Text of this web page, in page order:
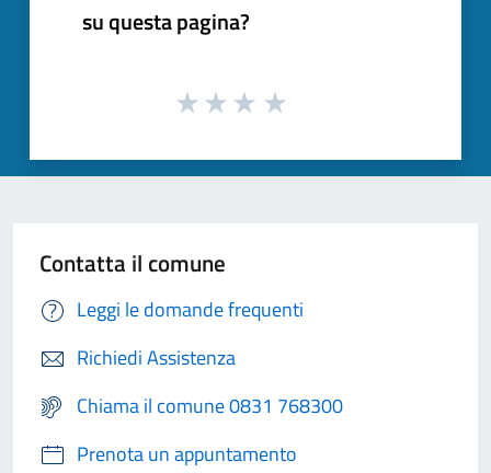
su questa pagina?
Contatta il comune
Leggi le domande frequenti
Richiedi Assistenza
Chiama il comune 0831 768300
Prenota un appuntamento